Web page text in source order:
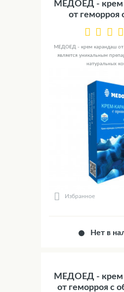
МЕДОЕД - крем
от геморроя
МЕДОЕД - крем карандаш от
является уникальным
натуральных
Избранное
Нет в
МЕДОЕД - крем
от геморроя с